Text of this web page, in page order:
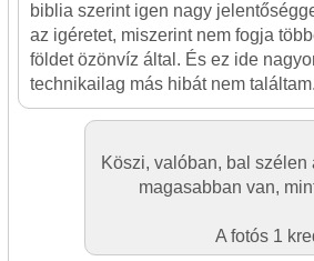
biblia szerint igen nagy
az igéretet, miszerint nem fogja
földet özönvíz által. És ez ide
technikailag más hibát nem
Köszi, valóban, bal
magasabban van,
A fotós 1